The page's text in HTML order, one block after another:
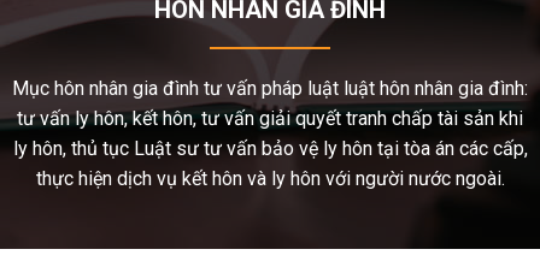
HÔN NHÂN GIA ĐÌNH
Mục hôn nhân gia đình tư vấn pháp luật luật hôn nhân gia đình:
tư vấn ly hôn, kết hôn, tư vấn giải quyết tranh chấp tài sản khi
ly hôn, thủ tục Luật sư tư vấn bảo vệ ly hôn tại tòa án các cấp,
thực hiện dịch vụ kết hôn và ly hôn với người nước ngoài.